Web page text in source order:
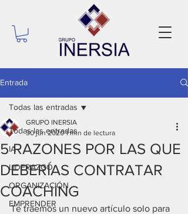
Entrada
Todas las entradas
IA
LIDERAZGO
ORGANIZACIÓN
EMPRENDER
Todas las entradas
5 RAZONES POR LAS QUE
DEBERÍAS CONTRATAR
COACHING
GRUPO INERSIA
30 jun 2020 1 min de lectura
Te traemos un nuevo artículo solo para